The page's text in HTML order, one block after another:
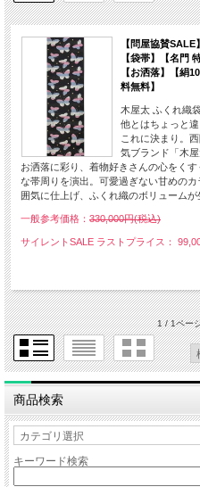
【問屋協賛
【袋帯】【名門
【お洒落】【絹
料無料】
木屋太 ふくれ織
他とはちょっと
これに決まり。
気ブランド「木
お洒落に彩り、着物好きさんの心をく
な帯周りを演出。可愛過ぎない甘めの
囲気に仕上げ、ふくれ織のボリューム
一般参考価格： 330,000円(税込)
サイレントSALE ラストプライス：
1 / 1ペー
商品検索
キーワード検索